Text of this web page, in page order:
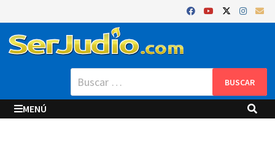
al
contenido
Buscar:
MENÚ